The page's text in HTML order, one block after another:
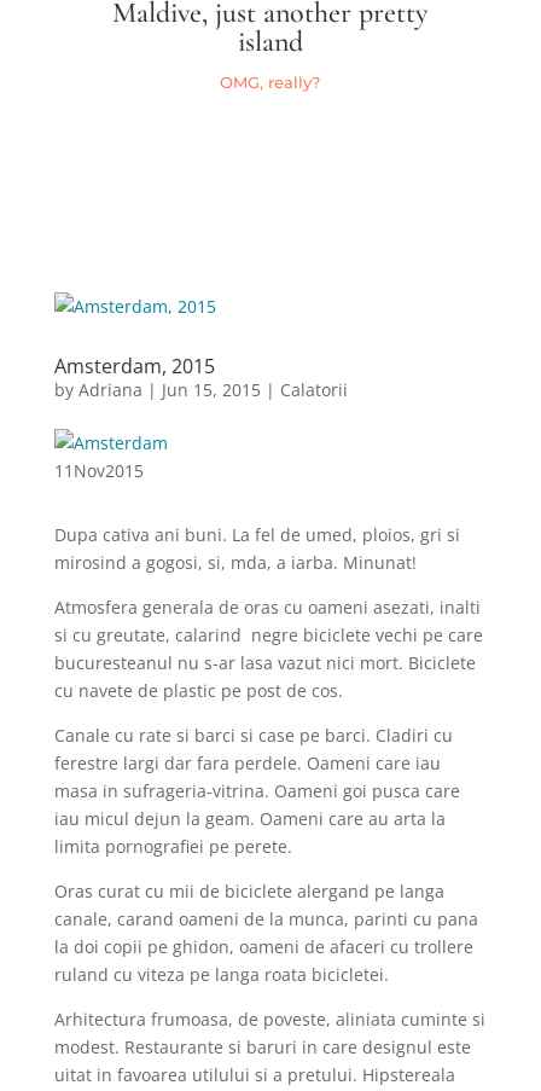
Maldive, just another pretty
island
OMG, really?
Amsterdam, 2015
by Adriana | Jun 15, 2015| Calatorii
11 Nov2015
Dupa cativa ani buni. La fel de umed, ploios, gri si
mirosind a gogosi, si, mda, a iarba. Minunat!
Atmosfera generala de oras cu oameni asezati, inalti
si cu greutate, calarind negre biciclete vechi pe care
bucuresteanul nu s-ar lasa vazut nici mort. Biciclete
cu navete de plastic pe post de cos.
Canale cu rate si barci si case pe barci. Cladiri cu
ferestre largi dar fara perdele. Oameni care iau
masa in sufrageria-vitrina. Oameni goi pusca care
iau micul dejun la geam. Oameni care au arta la
limita pornografiei pe perete.
Oras curat cu mii de biciclete alergand pe langa
canale, carand oameni de la munca, parinti cu pana
la doi copii pe ghidon, oameni de afaceri cu trollere
ruland cu viteza pe langa roata bicicletei.
Arhitectura frumoasa, de poveste, aliniata cuminte si
modest. Restaurante si baruri in care designul este
uitat in favoarea utilului si a pretului. Hipstereala